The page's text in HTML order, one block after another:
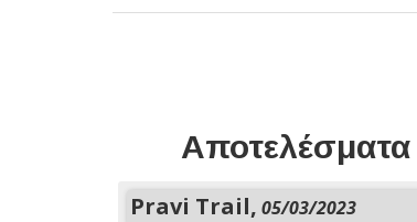
Pravi Trail, 05/03/2023